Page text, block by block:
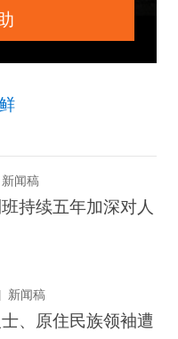
新闻稿
持续五年加深对人
新闻稿
、原住民族领袖遭